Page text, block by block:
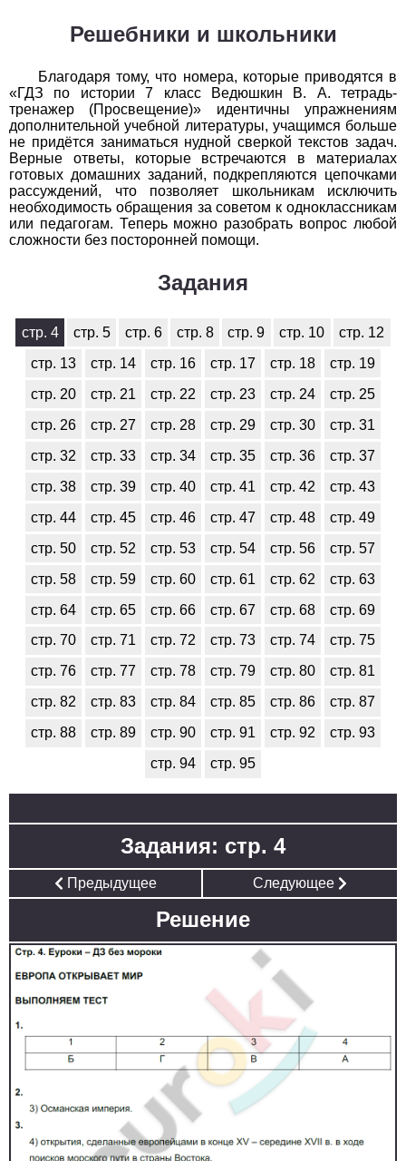
3 4 5 6 7 8 9 10
Черчение
1
2 3 4 5 6 7 8 9 10
11
Экология
1
2 3 4 5 6 8 9 10
11
Экономика
Решебники и школьники
Благодаря тому, что номера, которые приводятся в
«ГДЗ по истории 7 класс Ведюшкин В. А. тетрадь-
тренажер (Просвещение)» идентичны упражнениям
дополнительной учебной литературы, учащимся больше
не придётся заниматься нудной сверкой текстов задач.
Верные ответы, которые встречаются в материалах
готовых домашних заданий, подкрепляются цепочками
рассуждений, что позволяет школьникам исключить
необходимость обращения за советом к одноклассникам
или педагогам. Теперь можно разобрать вопрос любой
сложности без посторонней помощи.
Задания
стр. 4 стр. 5 стр. 6 стр. 8 стр. 9 стр. 10
стр. 12
стр. 13
стр. 14 стр. 16 стр. 17 стр. 18
стр. 19
стр. 20
стр. 21 стр. 22 стр. 23 стр. 24
стр. 25
стр. 26
стр. 27 стр. 28 стр. 29 стр. 30
стр. 31
стр. 32
стр. 33 стр. 34 стр. 35 стр. 36
стр. 37
стр. 38
стр. 39 стр. 40 стр. 41 стр. 42
стр. 43
стр. 44
стр. 45 стр. 46 стр. 47 стр. 48
стр. 49
стр. 50
стр. 52 стр. 53 стр. 54 стр. 56
стр. 57
стр. 58
стр. 59 стр. 60 стр. 61 стр. 62
стр. 63
стр. 64
стр. 65 стр. 66 стр. 67 стр. 68
стр. 69
стр. 70
стр. 71 стр. 72 стр. 73 стр. 74
стр. 75
стр. 76
стр. 77 стр. 78 стр. 79 стр. 80
стр. 81
стр. 82
стр. 83 стр. 84 стр. 85 стр. 86
стр. 87
стр. 88
стр. 89 стр. 90 стр. 91 стр. 92
стр. 93
стр. 94
стр. 95
Задания: стр. 4
Предыдущее Следующее
Решение